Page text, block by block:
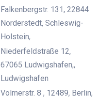
Falkenbergstr. 131, 22844
Norderstedt, Schleswig-
Holstein,
Niederfeldstraße 12,
67065 Ludwigshafen,,
Ludwigshafen
Volmerstr. 8 , 12489, Berlin,